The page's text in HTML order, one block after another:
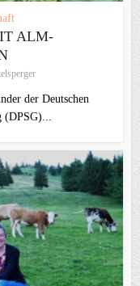
ALM-
der Deutschen